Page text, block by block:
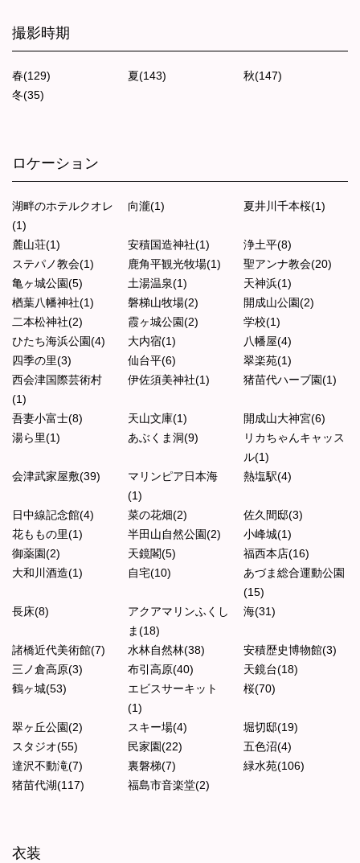
撮影時期
春(129) 夏(143)
秋(147)
冬(35)
ロケーション
湖畔のホテルクオレ
(1)
向瀧(1) 夏井川千本桜(1)
麓山荘(1) 安積国造神社(1)
浄土平(8)
ステパノ教会(1)
鹿角平観光牧場(1)
聖アンナ教会(20)
亀ヶ城公園(5)
土湯温泉(1)
天神浜(1)
楢葉八幡神社(1)
磐梯山牧場(2)
開成山公園(2)
二本松神社(2)
霞ヶ城公園(2)
学校(1)
ひたち海浜公園(4)
大内宿(1)
八幡屋(4)
四季の里(3)
仙台平(6)
翠楽苑(1)
西会津国際芸術村
(1)
伊佐須美神社(1) 猪苗代ハーブ園(1)
吾妻小富士(8) 天山文庫(1)
開成山大神宮(6)
湯ら里(1)
あぶくま洞(9)
リカちゃんキャッス
ル(1)
会津武家屋敷(39)
マリンピア日本海
(1)
熱塩駅(4)
日中線記念館(4) 菜の花畑(2)
佐久間邸(3)
花ももの里(1)
半田山自然公園(2)
小峰城(1)
御薬園(2)
天鏡閣(5)
福西本店(16)
大和川酒造(1)
自宅(10)
あづま総合運動公園
(15)
長床(8)
アクアマリンふくし
ま(18)
海(31)
諸橋近代美術館(7) 水林自然林(38)
安積歴史博物館(3)
三ノ倉高原(3)
布引高原(40)
天鏡台(18)
鶴ヶ城(53)
エビスサーキット
(1)
桜(70)
翠ヶ丘公園(2) スキー場(4)
堀切邸(19)
スタジオ(55)
民家園(22)
五色沼(4)
達沢不動滝(7)
裏磐梯(7)
緑水苑(106)
猪苗代湖(117)
福島市音楽堂(2)
衣装